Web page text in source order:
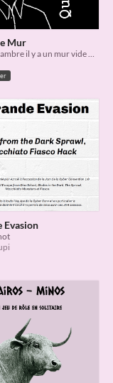
Mur
Dans ma chambre il y a un mur vide de tout
Evasion